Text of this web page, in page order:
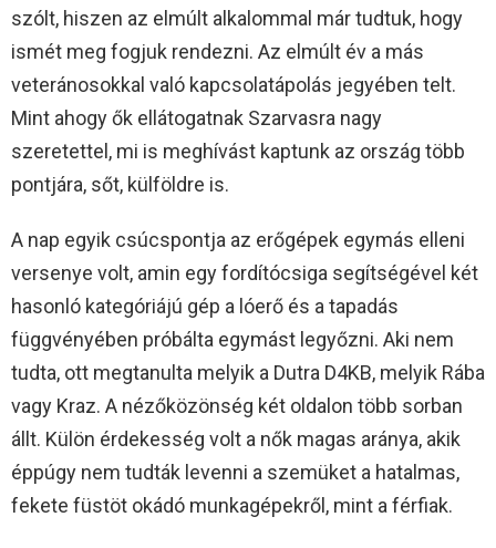
szólt, hiszen az elmúlt alkalommal már tudtuk, hogy
ismét meg fogjuk rendezni. Az elmúlt év a más
veteránosokkal való kapcsolatápolás jegyében telt.
Mint ahogy ők ellátogatnak Szarvasra nagy
szeretettel, mi is meghívást kaptunk az ország több
pontjára, sőt, külföldre is.
A nap egyik csúcspontja az erőgépek egymás elleni
versenye volt, amin egy fordítócsiga segítségével két
hasonló kategóriájú gép a lóerő és a tapadás
függvényében próbálta egymást legyőzni. Aki nem
tudta, ott megtanulta melyik a Dutra D4KB, melyik Rába
vagy Kraz. A nézőközönség két oldalon több sorban
állt. Külön érdekesség volt a nők magas aránya, akik
éppúgy nem tudták levenni a szemüket a hatalmas,
fekete füstöt okádó munkagépekről, mint a férfiak.